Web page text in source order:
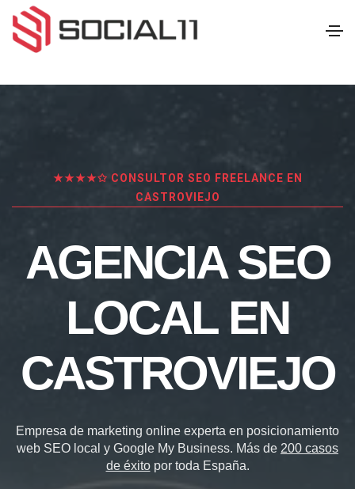
★★★★✩ CONSULTOR SEO FREELANCE EN
CASTROVIEJO
AGENCIA SEO
LOCAL EN
CASTROVIEJO
Empresa de marketing online experta en posicionamiento
web SEO local y Google My Business. Más de 200 casos
de éxitopor toda España.